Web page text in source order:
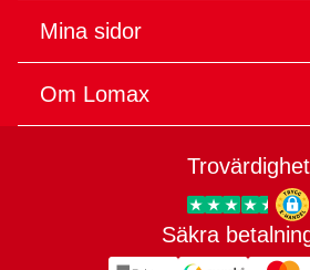
Mina sidor
Om Lomax
Trovärdighet
Säkra